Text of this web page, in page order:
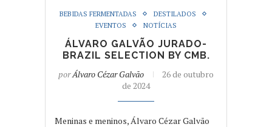
BEBIDAS FERMENTADAS
DESTILADOS
EVENTOS
NOTÍCIAS
ÁLVARO GALVÃO JURADO-
BRAZIL SELECTION BY CMB.
porÁlvaro Cézar Galvão
26 de outubro
de 2024
Meninas e meninos, Álvaro Cézar Galvão